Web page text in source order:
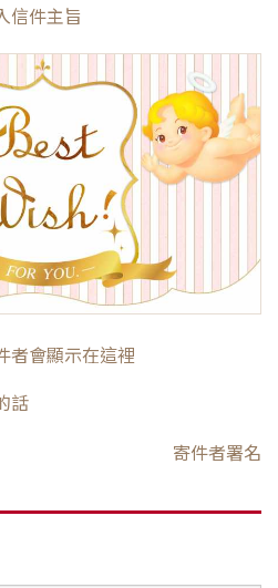
信件主旨
者會顯示在這裡
話
寄件者署名